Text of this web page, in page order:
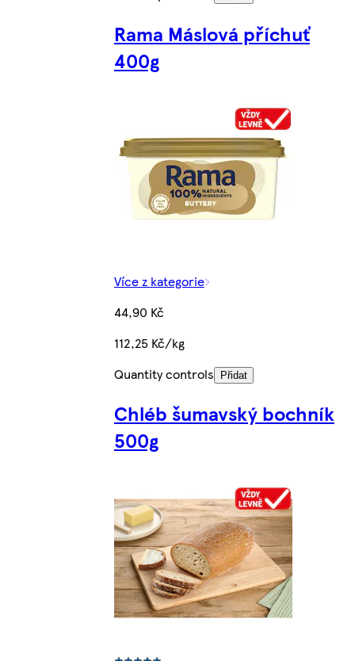
Rama Máslová příchuť
400g
Více z kategorie
44,90 Kč
112,25 Kč/kg
Quantity controls
Přidat
Chléb šumavský bochník
500g